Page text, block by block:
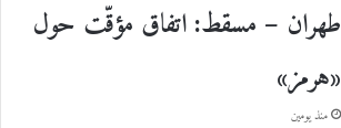
طهران – مسقط: اتفاق مؤقّت حول
«هرمز»
منذ يومين